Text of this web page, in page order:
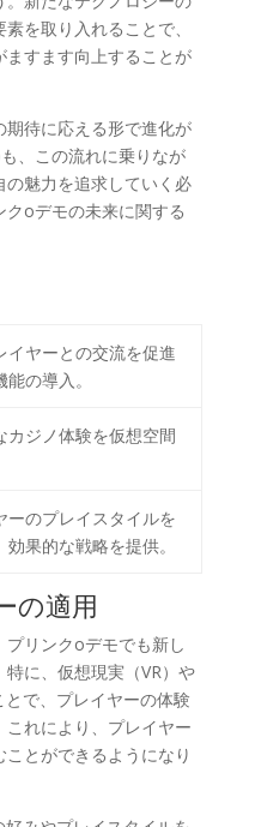
を取り入れることで、
すます向上することが
待に応える形で進化が
、この流れに乗りなが
の魅力を追求していく必
oデモの未来に関する
イヤーとの交流を促進
の導入。
カジノ体験を仮想空間
ーのプレイスタイルを
効果的な戦略を提供。
の適用
リンクoデモでも新し
に、仮想現実（VR）や
で、プレイヤーの体験
れにより、プレイヤー
とができるようになり